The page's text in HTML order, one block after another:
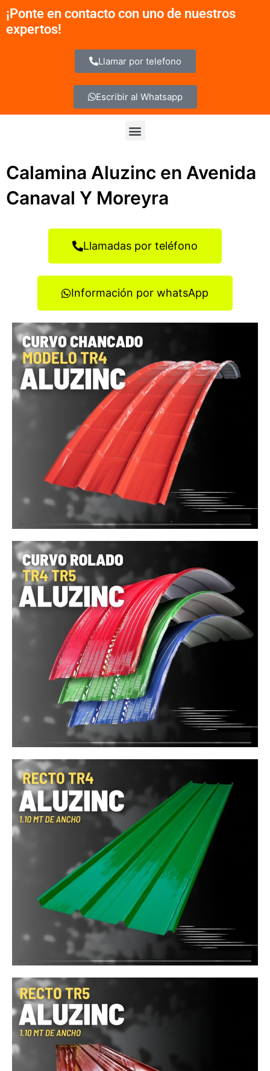
contenido
¡Ponte en contacto con uno de nuestros
expertos!
Llamar por telefono
Escribir al Whatsapp
Menu
Calamina Aluzinc en Avenida
Canaval Y Moreyra
Llamadas por teléfono
Información por whatsApp